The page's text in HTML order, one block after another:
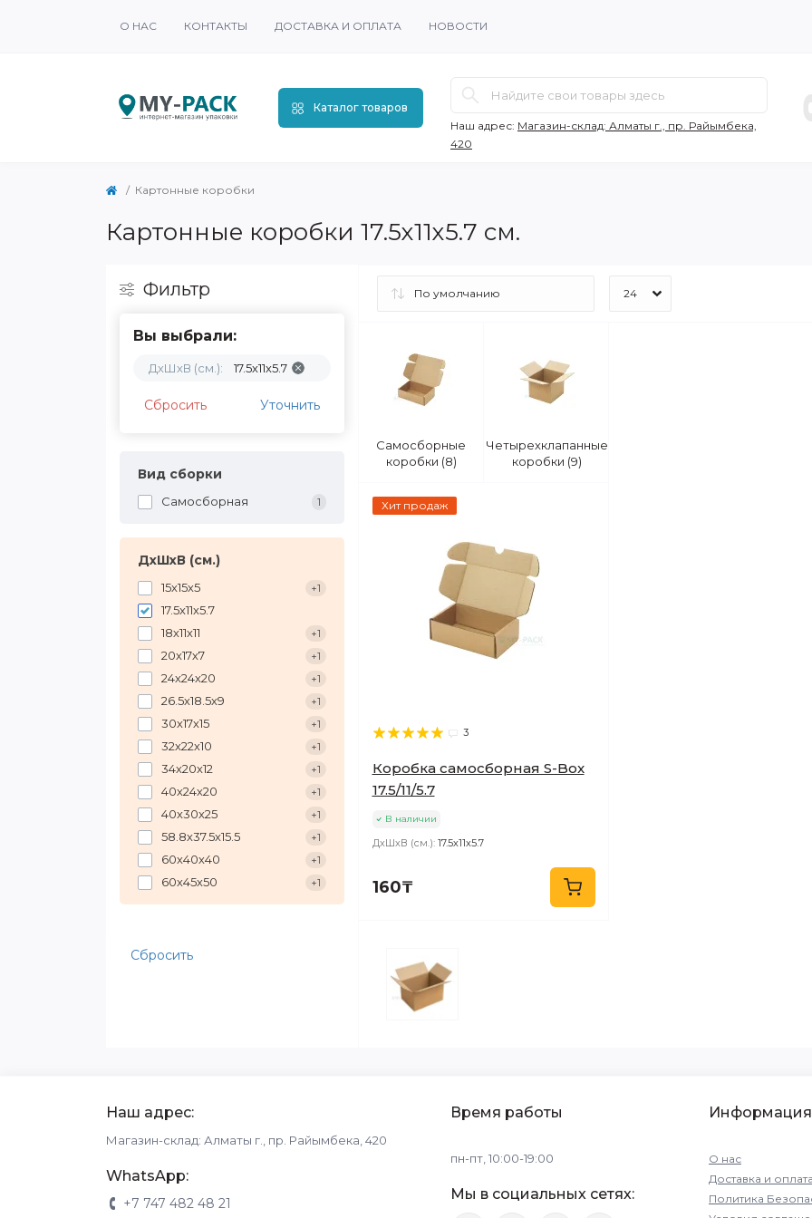
О НАС КОНТАКТЫ ДОСТАВКА И ОПЛАТА НОВОСТИ
Каталог товаров
Наш адрес: Магазин-склад: Алматы г., пр. Райымбека,
420
Картонные коробки
Картонные коробки 17.5х11х5.7 см.
Фильтр
Вы выбрали:
ДхШхВ (см.): 17.5х11х5.7
Сбросить Уточнить
Вид сборки
Самосборная 1
ДхШхВ (см.)
15х15х5 +1
17.5х11х5.7
18х11х11
+1
20х17х7 +1
24х24х20 +1
26.5х18.5х9 +1
30х17х15 +1
32х22х10 +1
34х20х12 +1
40х24х20 +1
40х30х25 +1
58.8х37.5х15.5 +1
60х40х40 +1
60х45х50 +1
Сбросить
Самосборные
коробки (8)
Четырехклапанные
коробки (9)
Хит продаж
3
Коробка самосборная S-Box
17.5/11/5.7
В наличии
ДхШхВ (см.): 17.5х11х5.7
160₸
Наш адрес:
Магазин-склад: Алматы г., пр. Райымбека, 420
WhatsApp:
+7 747 482 48 21
Время работы
пн-пт, 10:00-19:00
Мы в социальных сетях:
Информация
О нас
Доставка и
Политика